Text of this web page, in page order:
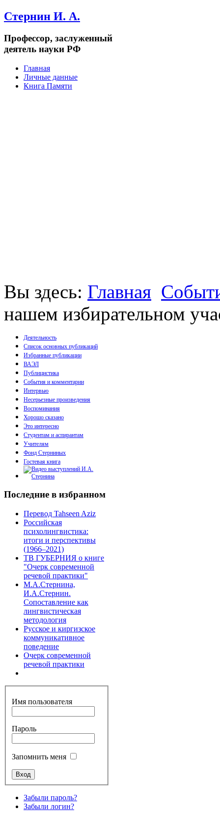
Стернин И. А.
Профессор, заслуженный
деятель науки РФ
Главная
Личные данные
Книга Памяти
Вы здесь: Главная
нашем избирательном
Деятельность
Список основных публикаций
Монографии
Брошюры
Статьи
Избранные публикации
ВАЭЛ
Публицистика
События и комментарии
Интервью
Несерьезные произведения
Воспоминания
Хорошо сказано
Это интересно
Студентам и аспирантам
Учителям
Фонд Стерниных
Гостевая книга
Последние в избранном
Перевод Tahseen Aziz
Российская
психолингвистика:
итоги и перспективы
(1966–2021)
ТВ ГУБЕРНИЯ о книге
"Очерк современной
речевой практики"
М.А.Стернина,
И.А.Стернин.
Сопоставление как
лингвистическая
методология
Русское и киргизское
коммуникативное
поведение
Очерк современной
речевой практики
Имя пользователя
Пароль
Запомнить меня
Забыли пароль?
Забыли логин?